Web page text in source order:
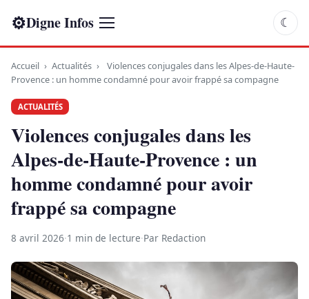
⚙Digne Infos ☾
Accueil › Actualités ›
Violences conjugales dans les Alpes-de-Haute-
Provence : un homme condamné pour avoir frappé sa compagne
ACTUALITÉS
Violences conjugales dans les
Alpes-de-Haute-Provence : un
homme condamné pour avoir
frappé sa compagne
8 avril 2026·1 min de lecture·Par Redaction